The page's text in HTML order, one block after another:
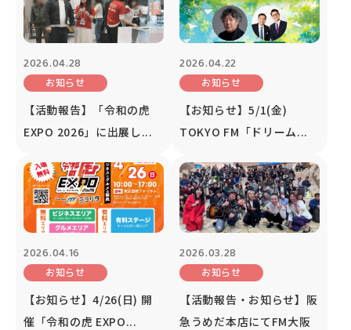
2026.04.28
お知らせ
【活動報告】「令和の虎
EXPO 2026」に出展し...
2026.04.22
お知らせ
【お知らせ】5/1(金)
TOKYO FM「ドリーム...
2026.04.16
お知らせ
【お知らせ】4/26(日) 開
催「令和の虎 EXPO...
2026.03.28
お知らせ
【活動報告・お知らせ】阪
急うめだ本店にてFM大阪